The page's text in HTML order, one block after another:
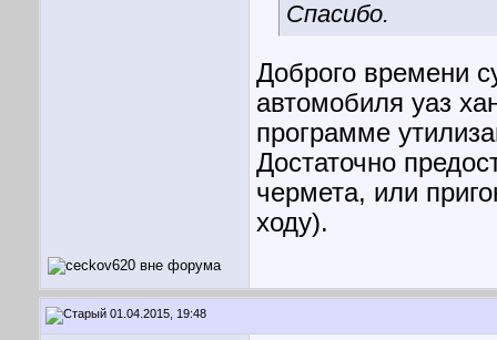
Спасибо.
Доброго времени
автомобиля уаз
программе
Достаточно
чермета, или
ходу).
01.04.2015, 19:48